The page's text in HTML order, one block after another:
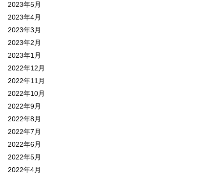
2023年5月
2023年4月
2023年3月
2023年2月
2023年1月
2022年12月
2022年11月
2022年10月
2022年9月
2022年8月
2022年7月
2022年6月
2022年5月
2022年4月